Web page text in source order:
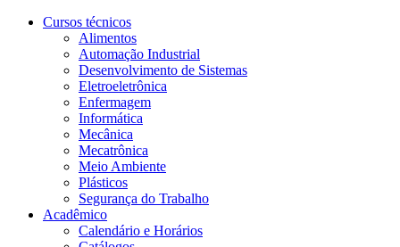
Cursos técnicos
Alimentos
Automação Industrial
Desenvolvimento de Sistemas
Eletroeletrônica
Enfermagem
Informática
Mecânica
Mecatrônica
Meio Ambiente
Plásticos
Segurança do Trabalho
Acadêmico
Calendário e Horários